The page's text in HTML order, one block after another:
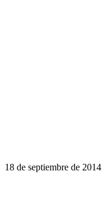
18 de septiembre de 2014